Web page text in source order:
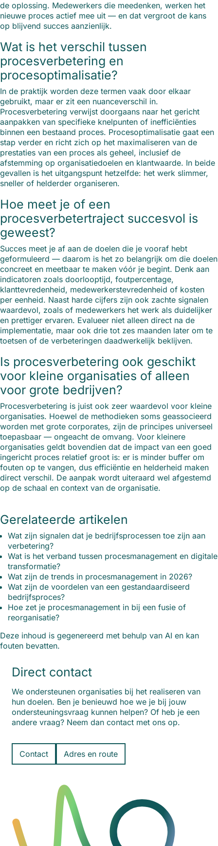
de oplossing. Medewerkers die meedenken, werken het
nieuwe proces actief mee uit — en dat vergroot de kans
op blijvend succes aanzienlijk.
Wat is het verschil tussen
procesverbetering en
procesoptimalisatie?
In de praktijk worden deze termen vaak door elkaar
gebruikt, maar er zit een nuanceverschil in.
Procesverbetering verwijst doorgaans naar het gericht
aanpakken van specifieke knelpunten of inefficiënties
binnen een bestaand proces. Procesoptimalisatie gaat een
stap verder en richt zich op het maximaliseren van de
prestaties van een proces als geheel, inclusief de
afstemming op organisatiedoelen en klantwaarde. In beide
gevallen is het uitgangspunt hetzelfde: het werk slimmer,
sneller of helderder organiseren.
Hoe meet je of een
procesverbetertraject succesvol is
geweest?
Succes meet je af aan de doelen die je vooraf hebt
geformuleerd — daarom is het zo belangrijk om die doelen
concreet en meetbaar te maken vóór je begint. Denk aan
indicatoren zoals doorlooptijd, foutpercentage,
klanttevredenheid, medewerkerstevredenheid of kosten
per eenheid. Naast harde cijfers zijn ook zachte signalen
waardevol, zoals of medewerkers het werk als duidelijker
en prettiger ervaren. Evalueer niet alleen direct na de
implementatie, maar ook drie tot zes maanden later om te
toetsen of de verbeteringen daadwerkelijk beklijven.
Is procesverbetering ook geschikt
voor kleine organisaties of alleen
voor grote bedrijven?
Procesverbetering is juist ook zeer waardevol voor kleine
organisaties. Hoewel de methodieken soms geassocieerd
worden met grote corporates, zijn de principes universeel
toepasbaar — ongeacht de omvang. Voor kleinere
organisaties geldt bovendien dat de impact van een goed
ingericht proces relatief groot is: er is minder buffer om
fouten op te vangen, dus efficiëntie en helderheid maken
direct verschil. De aanpak wordt uiteraard wel afgestemd
op de schaal en context van de organisatie.
Gerelateerde artikelen
Wat zijn signalen dat je bedrijfsprocessen toe zijn aan
verbetering?
Wat is het verband tussen procesmanagement en digitale
transformatie?
Wat zijn de trends in procesmanagement in 2026?
Wat zijn de voordelen van een gestandaardiseerd
bedrijfsproces?
Hoe zet je procesmanagement in bij een fusie of
reorganisatie?
Deze inhoud is gegenereerd met behulp van AI en kan
fouten bevatten.
Direct contact
We ondersteunen organisaties bij het realiseren van
hun doelen. Ben je benieuwd hoe we je bij jouw
ondersteuningsvraag kunnen helpen? Of heb je een
andere vraag? Neem dan contact met ons op.
Contact Adres en route